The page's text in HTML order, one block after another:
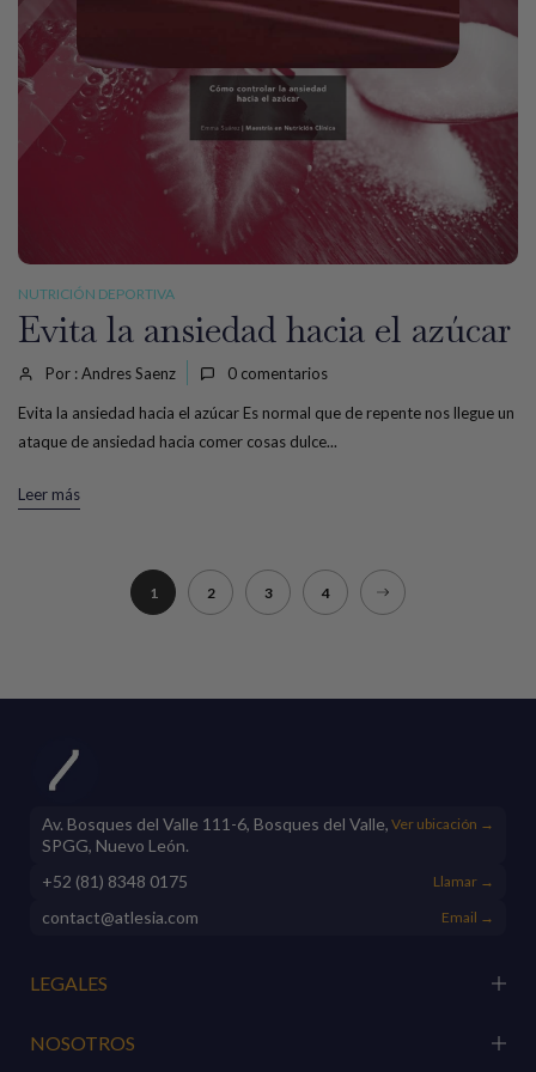
NUTRICIÓN DEPORTIVA
Evita la ansiedad hacia el azúcar
Por : Andres Saenz 0 comentarios
Evita la ansiedad hacia el azúcar Es normal que de repente nos llegue un
ataque de ansiedad hacia comer cosas dulce...
Leer más
1 2 3 4
Av. Bosques del Valle 111-6, Bosques del Valle,
SPGG, Nuevo León.
Ver ubicación →
+52 (81) 8348 0175 Llamar →
contact@atlesia.com Email →
LEGALES
NOSOTROS